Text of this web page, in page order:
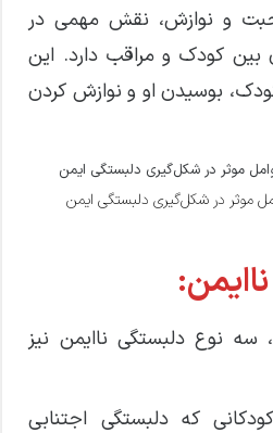
و نوازش، نقش مهمی در
بین کودک و مراقب دارد. این
بوسیدن او و نوازش کردن
موثر در شکل‌گیری دلبستگی ایمن
سه نوع دلبستگی ناایمن نیز
که دلبستگی اجتنابی